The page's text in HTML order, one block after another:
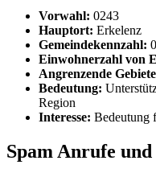
Vorwahl: 0243
Hauptort: Erkelenz
Gemeindekennzahl:
Einwohnerzahl von
Angrenzende
Bedeutung:
Region
Interesse: Bedeutung
Spam Anrufe